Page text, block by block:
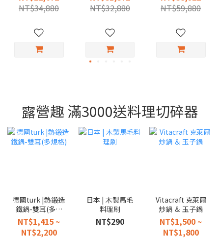
寸）
NT$34,880
NT$32,880
（多尺寸）
NT$59,880
露營趣 滿3000送料理切碎器
德國turk |熱鍛造
鐵鍋-雙耳(多規
格)
NT$1,415 ~
NT$2,200
日本 | 木製馬毛
料理刷
NT$290
Vitacraft 克萊爾
炒鍋 ＆ 玉子鍋
NT$1,500 ~
NT$1,800